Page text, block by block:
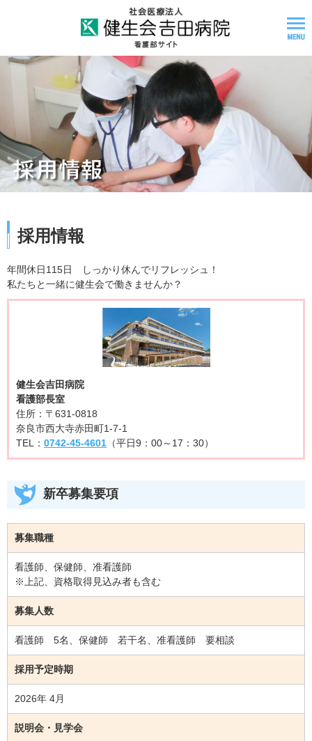
採用情報
年間休日115日 しっかり休んでリフレッシュ！
私たちと一緒に健生会で働きませんか？
健生会吉田病院
看護部長室
住所：〒631-0818
奈良市西大寺赤田町1-7-1
TEL： 0742-45-4601 （平日9：00～17：30）
新卒募集要項
募集職種
看護師、保健師、准看護師
※上記、資格取得見込み者も含む
募集人数
看護師 5名、保健師 若干名、准看護師 要相談
採用予定時期
2026年 4月
説明会・見学会